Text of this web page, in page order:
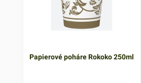
Papierové poháre Rokoko 250ml